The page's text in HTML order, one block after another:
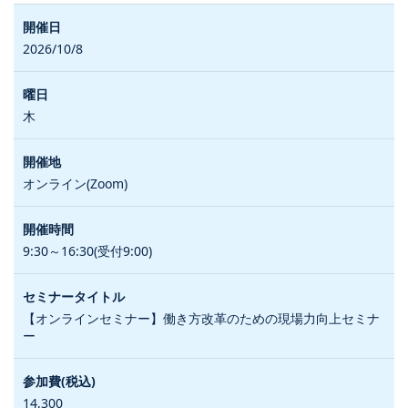
2026/10/8
木
オンライン(Zoom)
9:30～16:30(受付9:00)
【オンラインセミナー】働き方改革のための現場力向上セミナ
ー
14,300